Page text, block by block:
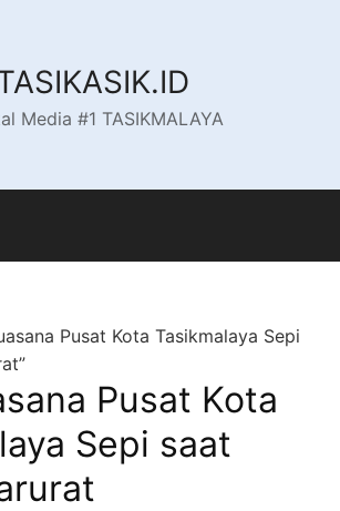
Media #1 TASIKMALAYA
Pusat Kota Tasikmalaya Sepi
Pusat Kota
Sepi saat